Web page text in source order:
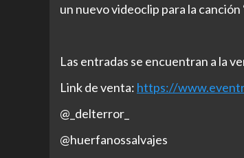
un nuevo videoclip para la canción
Las entradas se encuentran a la
Link de venta: https://
@_delterror_
@huerfanossalvajes